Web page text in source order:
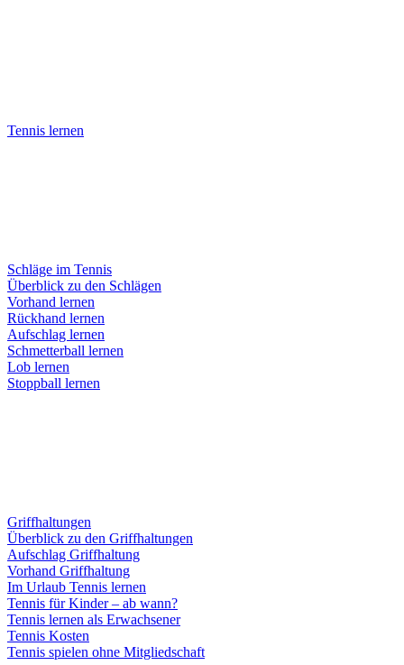
Tennis lernen
Schläge im Tennis
Überblick zu den Schlägen
Vorhand lernen
Rückhand lernen
Aufschlag lernen
Schmetterball lernen
Lob lernen
Stoppball lernen
Griffhaltungen
Überblick zu den Griffhaltungen
Aufschlag Griffhaltung
Vorhand Griffhaltung
Im Urlaub Tennis lernen
Tennis für Kinder – ab wann?
Tennis lernen als Erwachsener
Tennis Kosten
Tennis spielen ohne Mitgliedschaft